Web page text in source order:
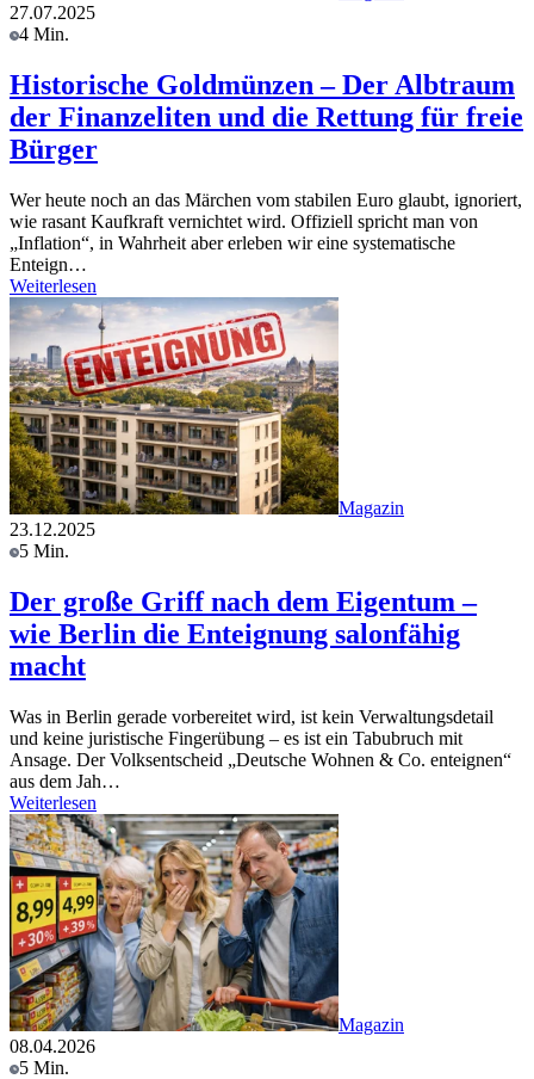
27.07.2025
4 Min.
Historische Goldmünzen – Der Albtraum
der Finanzeliten und die Rettung für freie
Bürger
Wer heute noch an das Märchen vom stabilen Euro glaubt, ignoriert,
wie rasant Kaufkraft vernichtet wird. Offiziell spricht man von
„Inflation“, in Wahrheit aber erleben wir eine systematische
Enteign…
Weiterlesen
Magazin
23.12.2025
5 Min.
Der große Griff nach dem Eigentum –
wie Berlin die Enteignung salonfähig
macht
Was in Berlin gerade vorbereitet wird, ist kein Verwaltungsdetail
und keine juristische Fingerübung – es ist ein Tabubruch mit
Ansage. Der Volksentscheid „Deutsche Wohnen & Co. enteignen“
aus dem Jah…
Weiterlesen
Magazin
08.04.2026
5 Min.